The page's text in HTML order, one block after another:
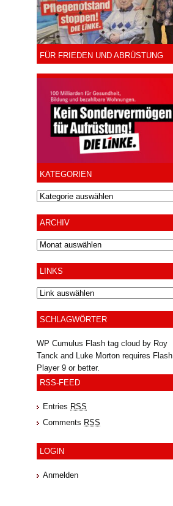
FÜR FRIEDEN UND ABRÜSTUNG
KATEGORIEN
ARCHIV
Archiv
LINKS
SCHLAGWÖRTER
WP Cumulus Flash tag cloud by Roy
Tanck and Luke Morton requires Flash
Player9 or better.
RSS-FEED
Entries RSS
Comments RSS
LOGIN
Anmelden